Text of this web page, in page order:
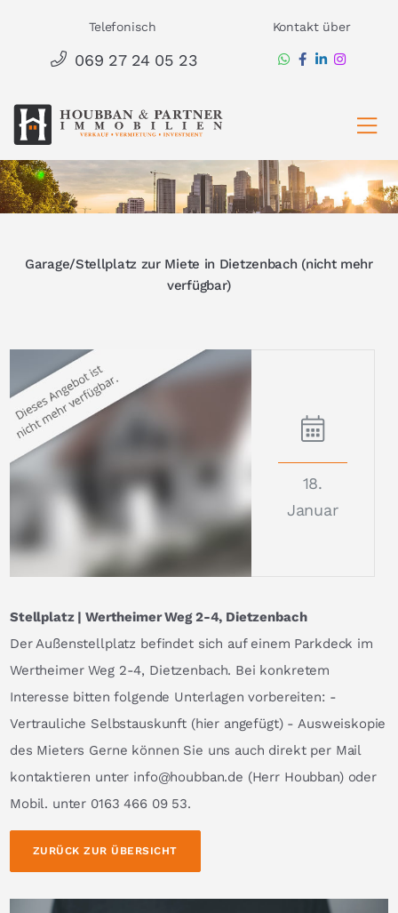
springen
Telefonisch
069 27 24 05 23
Kontakt über
Garage/Stellplatz zur Miete in Dietzenbach (nicht mehr
verfügbar)
18.
Januar
Stellplatz | Wertheimer Weg 2-4, Dietzenbach
Der Außenstellplatz befindet sich auf einem Parkdeck im
Wertheimer Weg 2-4, Dietzenbach. Bei konkretem
Interesse bitten folgende Unterlagen vorbereiten: -
Vertrauliche Selbstauskunft (hier angefügt) - Ausweiskopie
des Mieters Gerne können Sie uns auch direkt per Mail
kontaktieren unter info@houbban.de (Herr Houbban) oder
Mobil. unter 0163 466 09 53.
ZURÜCK ZUR ÜBERSICHT